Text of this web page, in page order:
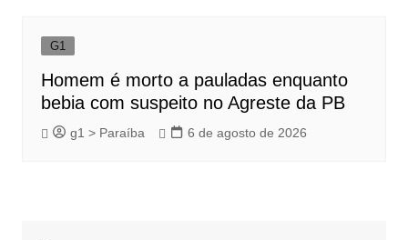
G1
Homem é morto a pauladas enquanto
bebia com suspeito no Agreste da PB
g1 > Paraíba 6 de agosto de 2026